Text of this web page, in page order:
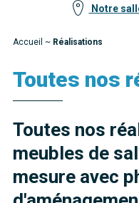
Notre
Accueil ~ Réalisations
Toutes nos
Toutes nos
meubles de
mesure avec